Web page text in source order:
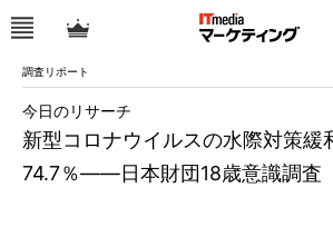
調査リポート
新型コロナウイルスの水際対策緩
74.7％――日本財団18歳意識調査
今日のリサーチ